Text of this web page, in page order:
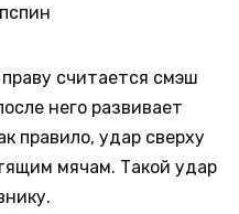
считается смэш
него развивает
правило, удар сверху
мячам. Такой удар